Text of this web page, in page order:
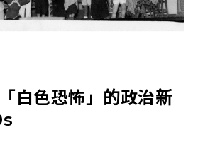
白色恐怖」的政治新